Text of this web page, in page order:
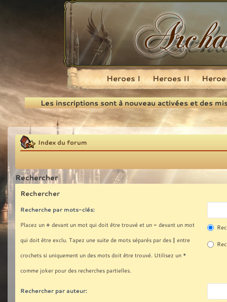
Recherche
Heroes I Heroes II
Les inscriptions sont à nouveau activées et des
Index du forum
Rechercher
Rechercher
Recherche par mots-clés:
Placez un + devant un mot qui doit être trouvé et un - devant un mot
qui doit être exclu. Tapez une suite de mots séparés par des | entre
crochets si uniquement un des mots doit être trouvé. Utilisez un *
comme joker pour des recherches partielles.
Rechercher par auteur: